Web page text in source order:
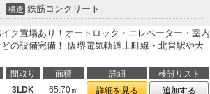
構造 鉄筋コンクリート
ク置場あり！オートロック・エレベーター・室内
の設備完備！ 阪堺電気軌道上町線・北畠駅や大
間取り 面積 詳細
検討リスト
3LDK 65.70㎡ 詳細を見る
追加する